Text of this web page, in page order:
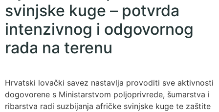
svinjske kuge – potvrda
intenzivnog i odgovornog
rada na terenu
Hrvatski lovački savez nastavlja provoditi sve aktivnosti
dogovorene s Ministarstvom poljoprivrede, šumarstva i
ribarstva radi suzbijanja afričke svinjske kuge te zaštite